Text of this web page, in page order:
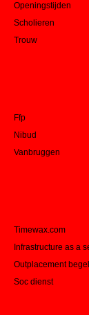
Openingstijden
Scholieren
Trouw
Ffp
Nibud
Vanbruggen
Timewax.com
Infrastructure as a
Outplacement
Soc dienst